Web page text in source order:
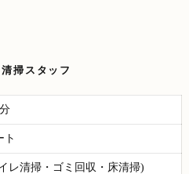
掃スタッフ
ト
レ清掃・ゴミ回収・床清掃)